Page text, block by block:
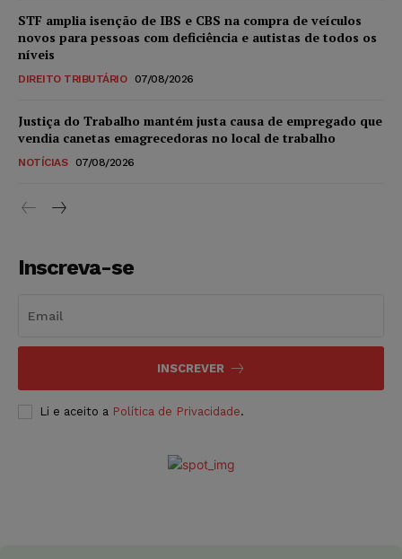
STF amplia isenção de IBS e CBS na compra de veículos
novos para pessoas com deficiência e autistas de todos os
níveis
DIREITO TRIBUTÁRIO 07/08/2026
Justiça do Trabalho mantém justa causa de empregado que
vendia canetas emagrecedoras no local de trabalho
NOTÍCIAS 07/08/2026
Inscreva-se
INSCREVER
Li e aceito a Política de Privacidade.